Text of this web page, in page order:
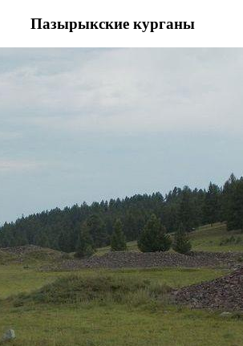
Пазырыкские курганы